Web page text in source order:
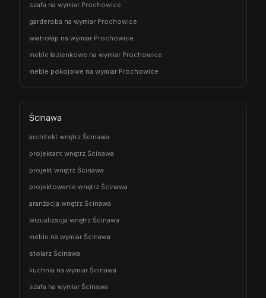
szafa na wymiar Prochowice
garderoba na wymiar Prochowice
wiatrołap na wymiar Prochowice
meble łazienkowe na wymiar Prochowice
meble pokojowe na wymiar Prochowice
Ścinawa
architekt wnętrz Ścinawa
projektant wnętrz Ścinawa
projekt wnętrz Ścinawa
projektowanie wnętrz Ścinawa
aranżacja wnętrz Ścinawa
wizualizacja wnętrz Ścinawa
meble na wymiar Ścinawa
stolarz Ścinawa
kuchnia na wymiar Ścinawa
szafa na wymiar Ścinawa